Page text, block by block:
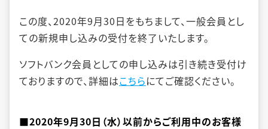
この度、2020年9月30日をもちまして、一般会員とし
ての新規申し込みの受付を終了いたします。
ソフトバンク会員としての申し込みは引き続き受付け
ておりますので、詳細はこちらにてご確認ください。
■2020年9月30日（水）以前からご利用中のお客様